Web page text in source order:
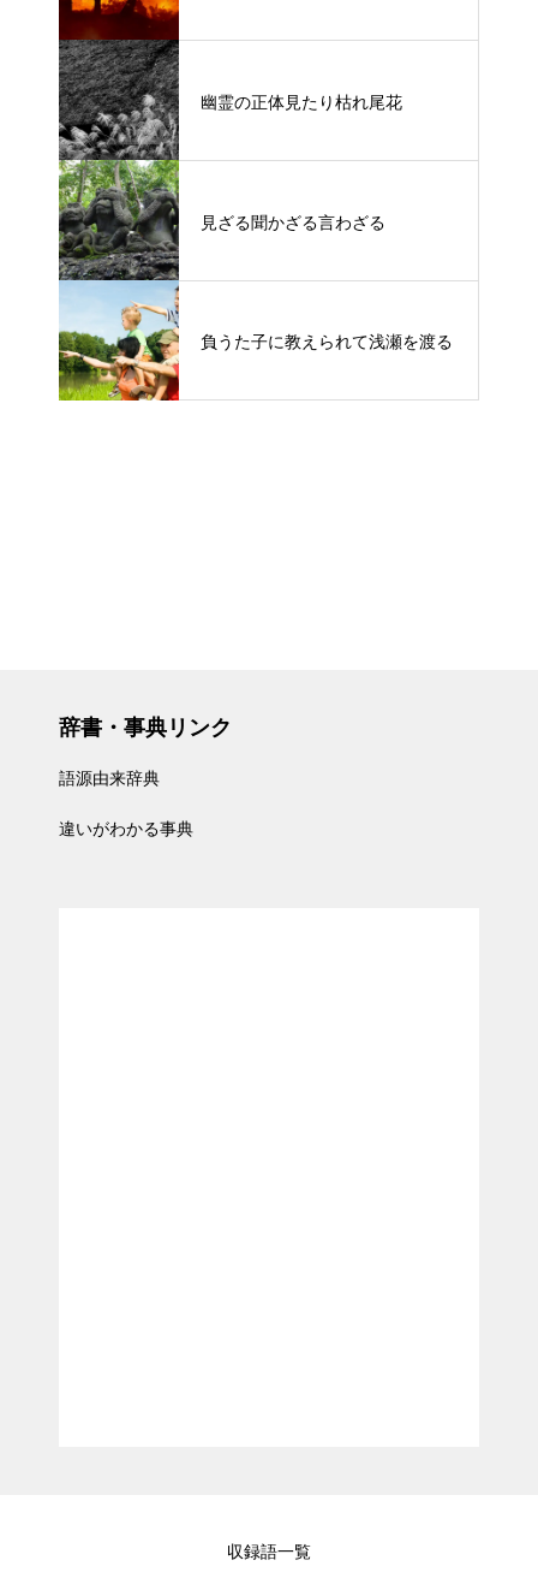
幽霊の正体見たり枯れ尾花
見ざる聞かざる言わざる
負うた子に教えられて浅瀬を渡る
辞書・事典リンク
語源由来辞典
違いがわかる事典
収録語一覧